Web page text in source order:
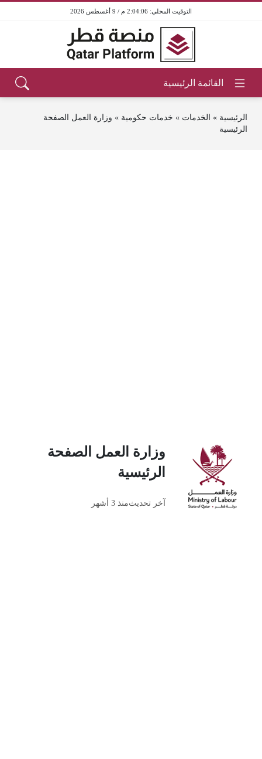
2:04:06 م / 9 أغسطس 2026
الرئيسية » الخدمات » خدمات حكومية » وزارة العمل الصفحة
الرئيسية
وزارة العمل الصفحة
الرئيسية
آخر تحديثمنذ 3 أشهر